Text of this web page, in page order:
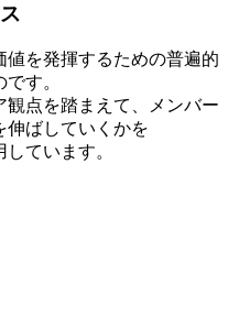
値を発揮するための普遍的
す。
点を踏まえて、メンバー
伸ばしていくかを
ています。